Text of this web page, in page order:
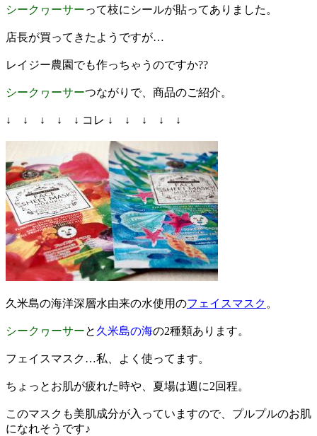
シークヮーサーって枝にシールが貼ってありました。
店長が買ってきたようですが…
レイジー農園でも作っちゃうのですか??
シークヮーサーつながりで、商品のご紹介。
↓ ↓ ↓ ↓ ↓ コレ ↓ ↓ ↓ ↓ ↓
久米島の海洋深層水由来の水使用のフェイスマスク 。
シークヮーサーと 久米島の海の2種類あります。
フェイスマスク…私、よく使ってます。
ちょっとお肌が疲れた時や、夏場は週に2回程。
このマスクも美肌成分が入っていますので、プルプルのお肌
になれそうです♪